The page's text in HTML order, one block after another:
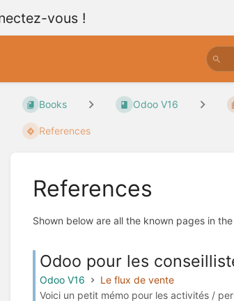
vous !
Books Odoo V16
References
References
Shown below are all the known pages in
Odoo pour les
Odoo V16
Le flux de vente
Voici un petit mémo pour les activités /